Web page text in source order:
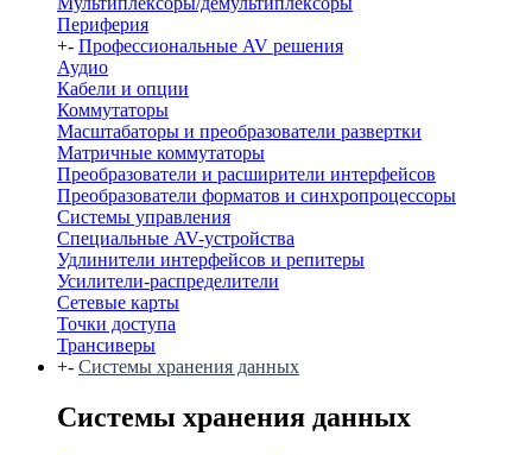
Периферия
+- Профессиональные AV решения
Аудио
Кабели и опции
Коммутаторы
Масштабаторы и преобразователи развертки
Матричные коммутаторы
Преобразователи и расширители интерфейсов
Преобразователи форматов и синхропроцессоры
Системы управления
Специальные AV-устройства
Удлинители интерфейсов и репитеры
Усилители-распределители
Сетевые карты
Точки доступа
Трансиверы
+- Системы хранения данных
Системы хранения данных